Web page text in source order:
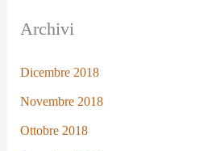
Archivi
Dicembre 2018
Novembre 2018
Ottobre 2018